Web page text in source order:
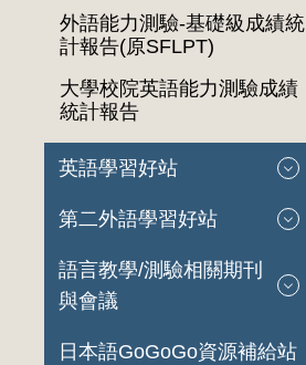
外語能力測驗-基礎級成績統
計報告(原SFLPT)
大學校院英語能力測驗成績
統計報告
英語學習好站
第二外語學習好站
語言教學/測驗相關期刊
與會議
日本語GoGoGo資源補給站